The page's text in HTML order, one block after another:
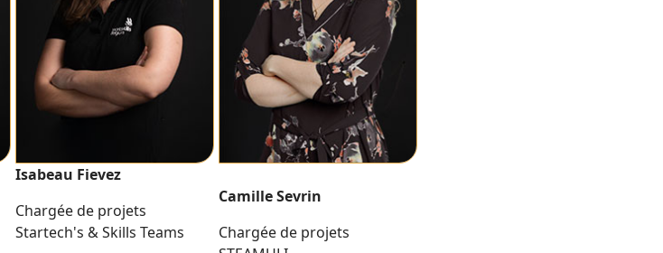
Isabeau Fievez
Chargée de projets
Startech's & Skills Teams
Camille Sevrin
Chargée de projets